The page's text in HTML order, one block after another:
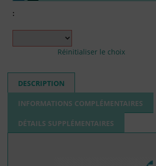
:
Réinitialiser le choix
DESCRIPTION
INFORMATIONS COMPLÉMENTAIRES
DÉTAILS SUPPLÉMENTAIRES